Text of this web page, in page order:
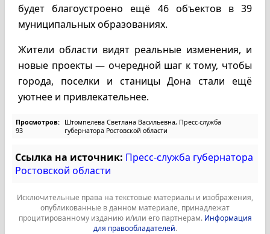
будет благоустроено ещё 46 объектов в 39
муниципальных образованиях.
Жители области видят реальные изменения, и
новые проекты — очередной шаг к тому, чтобы
города, поселки и станицы Дона стали ещё
уютнее и привлекательнее.
Просмотров:
93
Штомпелева Светлана Васильевна, Пресс-служба
губернатора Ростовской области
Ссылка на источник: Пресс-служба губернатора
Ростовской области
Исключительные права на текстовые материалы и изображения,
опубликованные в данном материале, принадлежат
процитированному изданию и/или его партнерам. Информация
для правообладателей.